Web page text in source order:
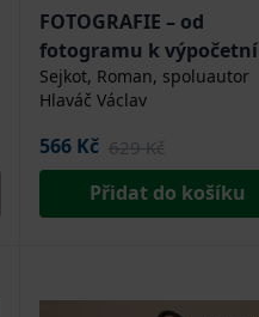
FOTOGRAFIE – od
fotogramu k výpočetní
fotografii
Sejkot, Roman, spoluautor
Hlaváč Václav
566 Kč 629 Kč
Přidat do košíku